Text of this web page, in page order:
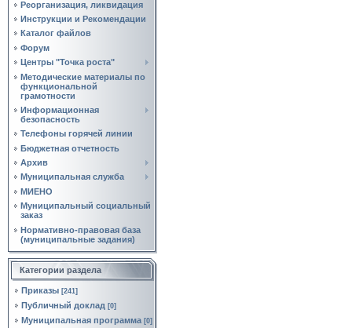
Реорганизация, ликвидация
Инструкции и Рекомендации
Каталог файлов
Форум
Центры "Точка роста"
Методические материалы по
функциональной
грамотности
Информационная
безопасность
Телефоны горячей линии
Бюджетная отчетность
Архив
Муниципальная служба
МИЕНО
Муниципальный социальный
заказ
Нормативно‑правовая база
(муниципальные задания)
Категории раздела
Приказы [241]
Публичный доклад [0]
Муниципальная программа [0]